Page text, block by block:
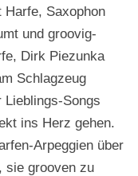
Saxophon
und groovig-
Dirk Piezunka
Schlagzeug
Lieblings-Songs
ins Herz gehen.
Arpeggien über
sie grooven zu